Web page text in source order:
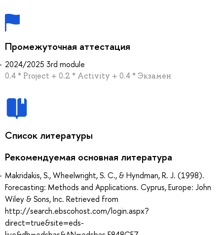
Промежуточная аттестация
2024/2025 3rd module
0.4 * Project + 0.2 * Activity + 0.4 * Экзамен
Список литературы
Рекомендуемая основная литература
Makridakis, S., Wheelwright, S. C., & Hyndman, R. J. (1998).
Forecasting: Methods and Applications. Cyprus, Europe: John
Wiley & Sons, Inc. Retrieved from
http://search.ebscohost.com/login.aspx?
direct=true&site=eds-